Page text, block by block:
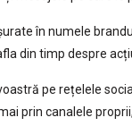
în numele
din timp despre
pe rețelele
prin canalele